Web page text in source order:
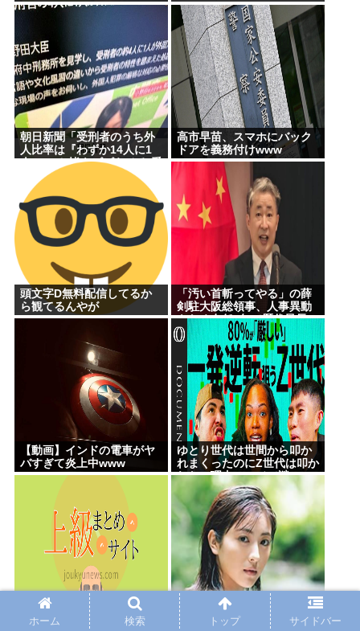
朝日新聞「受刑者のうち外
人比率は『わずか14人に1
人』!」と皆をビビらせる 受
刑者の7%が外人…
高市早苗、スマホにバック
ドアを義務付けwww
頭文字D無料配信してるか
ら観てるんやが
「汚い首斬ってやる」の薛
剣駐大阪総領事、人事異動
もなく在任6年で歴代最長
【動画】インドの電車がヤ
バすぎて炎上中www
ゆとり世代は世間から叩か
れまくったのにZ世代は叩か
れない理由、マジで謎
死刑では人を殺していいん
だ？
【悲報】浜辺美波さん、め
ちゃくちゃADHDだった
ホーム 検索 トップ サイドバー